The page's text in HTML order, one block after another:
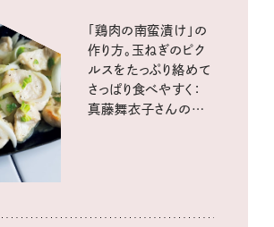
「鶏肉の南蛮漬け」の
作り方。玉ねぎのピク
ルスをたっぷり絡めて
さっぱり食べやすく：
真藤舞衣子さんの発